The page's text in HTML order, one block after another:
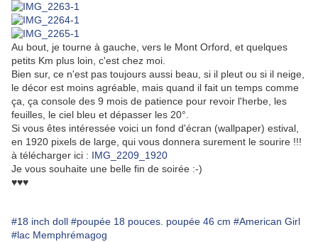
Au bout, je tourne à gauche, vers le Mont Orford, et quelques
petits Km plus loin, c'est chez moi.
Bien sur, ce n'est pas toujours aussi beau, si il pleut ou si il neige,
le décor est moins agréable, mais quand il fait un temps comme
ça, ça console des 9 mois de patience pour revoir l'herbe, les
feuilles, le ciel bleu et dépasser les 20°.
Si vous êtes intéressée voici un fond d'écran (wallpaper) estival,
en 1920 pixels de large, qui vous donnera surement le sourire !!!
à télécharger ici : IMG_2209_1920
Je vous souhaite une belle fin de soirée :-)
♥♥♥
#18 inch doll #poupée 18 pouces. poupée 46 cm #American Girl
#lac Memphrémagog